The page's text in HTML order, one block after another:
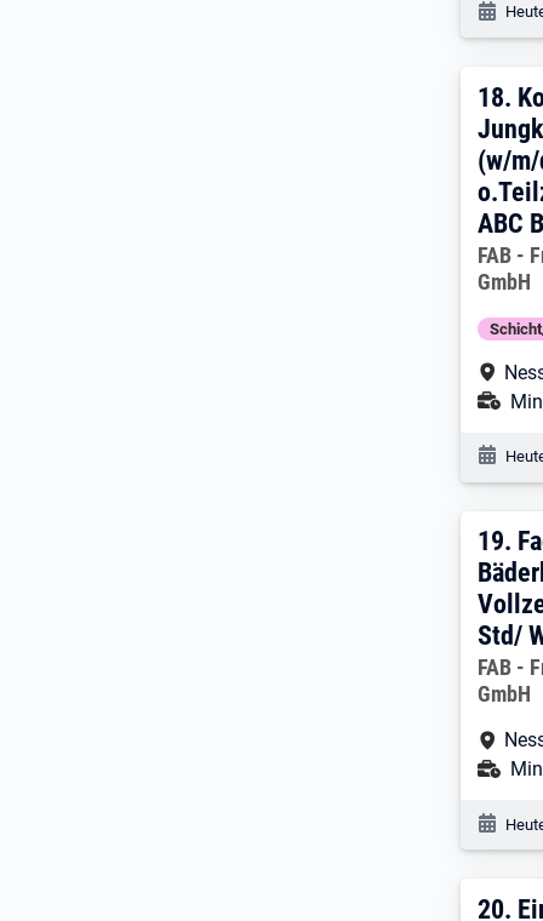
18.
18.
(w/
ABC
FAB -
GmbH
19.
19.
Std/
FAB -
GmbH
20.